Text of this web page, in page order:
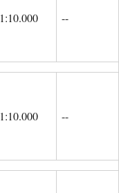
1:10.000 --
1:10.000 --